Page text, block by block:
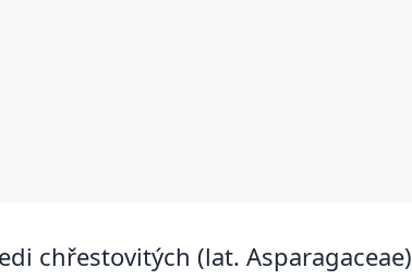
chřestovitých (lat. Asparagaceae)